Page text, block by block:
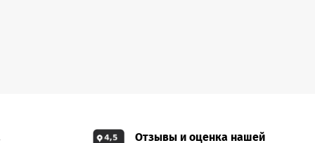
Отзывы и оценка нашей